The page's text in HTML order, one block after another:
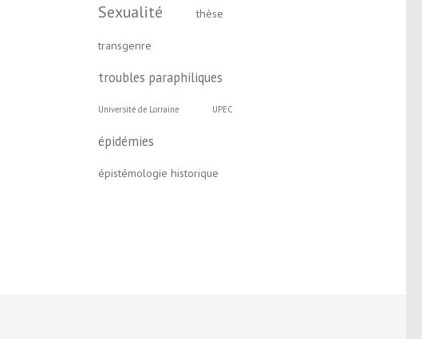
Sexualité thèse
transgenre
troubles paraphiliques
Université de Lorraine UPEC
épidémies
épistémologie historique